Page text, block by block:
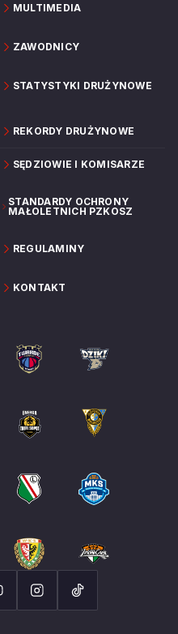
MULTIMEDIA
ZAWODNICY
STATYSTYKI DRUŻYNOWE
REKORDY DRUŻYNOWE
SĘDZIOWIE I KOMISARZE
STANDARDY OCHRONY
MAŁOLETNICH PZKOSZ
REGULAMINY
KONTAKT